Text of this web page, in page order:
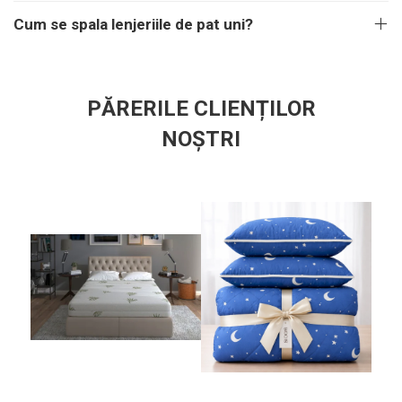
Cum se spala lenjeriile de pat uni?
PĂRERILE CLIENȚILOR
NOȘTRI